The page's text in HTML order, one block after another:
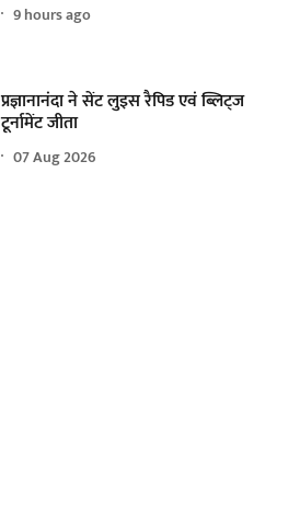
9 hours ago
प्रज्ञानानंदा ने सेंट लुइस रैपिड एवं ब्लिट्ज
टूर्नामेंट जीता
07 Aug 2026